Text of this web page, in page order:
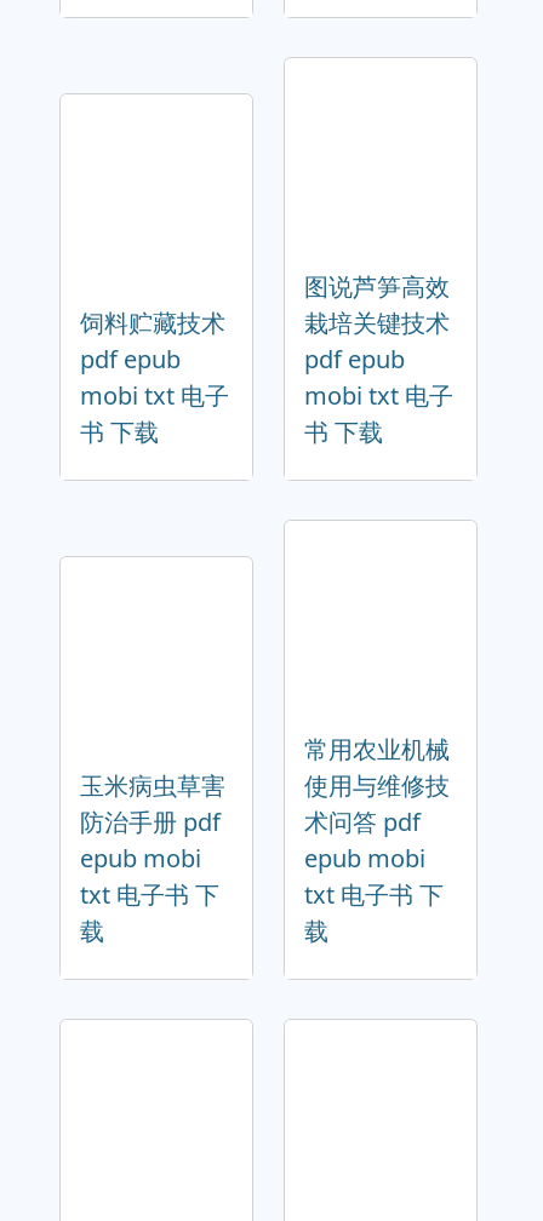
饲料贮藏技术
pdf epub
mobi txt 电子
书 下载
图说芦笋高效
栽培关键技术
pdf epub
mobi txt 电子
书 下载
玉米病虫草害
防治手册 pdf
epub mobi
txt 电子书 下
载
常用农业机械
使用与维修技
术问答 pdf
epub mobi
txt 电子书 下
载